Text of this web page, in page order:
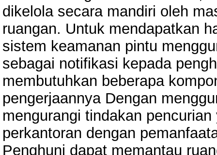
dikelola secara mandiri oleh
ruangan. Untuk mendapatkan
sistem keamanan pintu
sebagai notifikasi kepada
membutuhkan beberapa
pengerjaannya Dengan
mengurangi tindakan
perkantoran dengan
Penghuni dapat memantau